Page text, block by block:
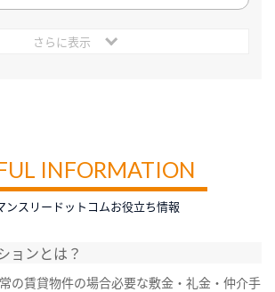
さらに表示
INFORMATION
ンスリードットコムお役立ち情報
ョンとは？
の賃貸物件の場合必要な敷金・礼金・仲介手